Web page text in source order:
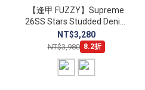
【逢甲 FUZZY】Supreme
26SS Stars Studded Denim
Camp Cap 丹寧 五分割帽 星
星鉚釘
NT$3,280
NT$3,980 8.2折